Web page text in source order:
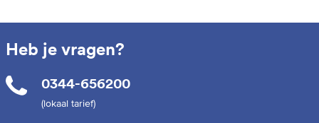
Heb je vragen?
0344-656200
(lokaal tarief)